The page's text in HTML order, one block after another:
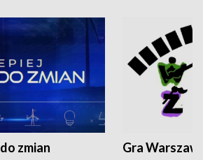
zmian Gra